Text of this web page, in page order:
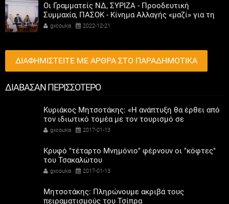
Οι Γραμματείς ΝΔ, ΣΥΡΙΖΑ - Προοδευτική
Συμμαχία, ΠΑΣΟΚ - Κίνημα Αλλαγής «μαζί» για τη
συμμετοχή των γυναικών στην πολιτική
gxcoukis 2022-12-21
ΔΙΑΦΗΜΙΣΤΕΙΤΕ ΜΕ ΑΡΘΡΑ ΣΤΟ ΠΑΡΑΔΗΜΟΤΙΚΑ
ΔΙΑΒΑΣΑΝ ΠΕΡΙΣΣΟΤΕΡΟ
Κυριάκος Μητσοτάκης: «Η ανάπτυξη θα έρθει από
τον ιδιωτικό τομέα με τον τουρισμό σε
πρωταγωνιστικό ρόλο»
gxcoukis 2017-01-13
Κρυφό "τέταρτο Μνημόνιο" φέρνουν οι "κόφτες"
του Τσακαλώτου
gxcoukis 2017-01-13
Μητσοτάκης: Πληρώνουμε ακριβά τους
πειραματισμούς του Τσίπρα